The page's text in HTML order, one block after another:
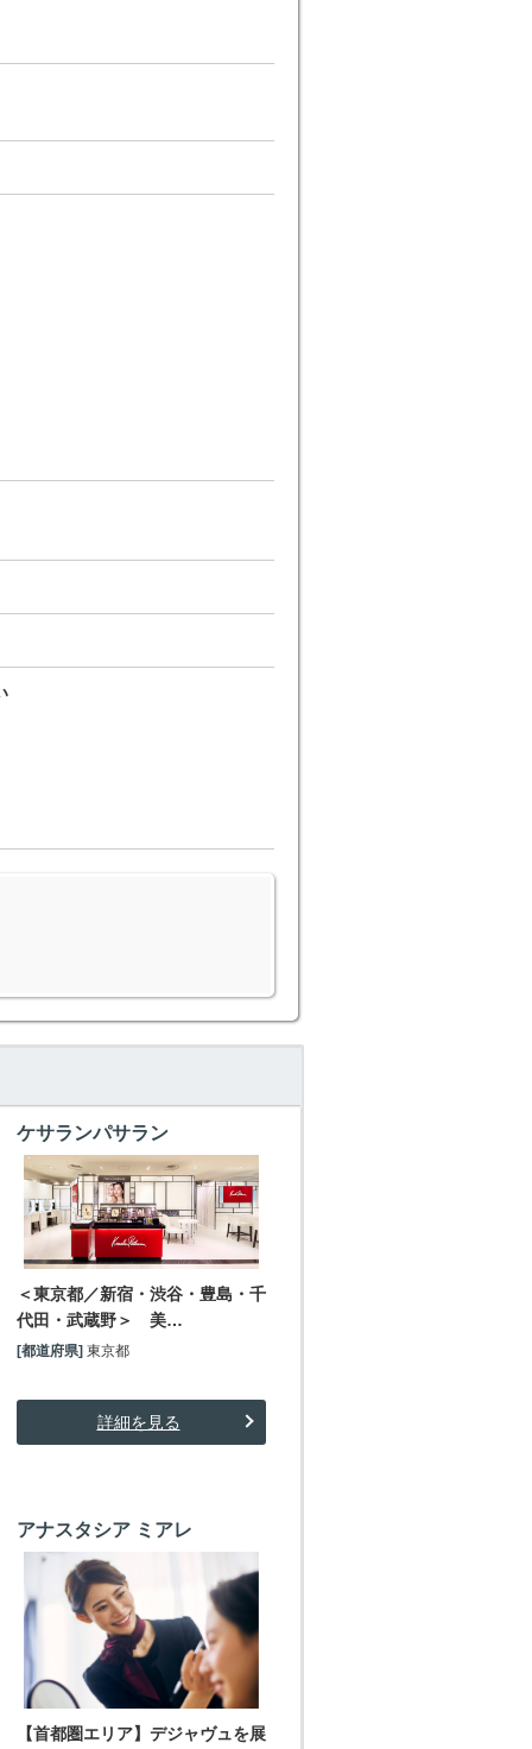
ケサランパサラン
＜東京都／新宿・渋谷・豊島・千
代田・武蔵野＞ 美…
[都道府県] 東京都
詳細を見る
アナスタシア ミアレ
【首都圏エリア】デジャヴュを展